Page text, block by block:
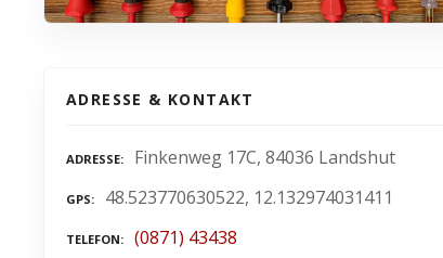
ADRESSE & KONTAKT
ADRESSE Finkenweg 17C, 84036 Landshut
GPS 48.523770630522, 12.132974031411
TELEFON (0871) 43438